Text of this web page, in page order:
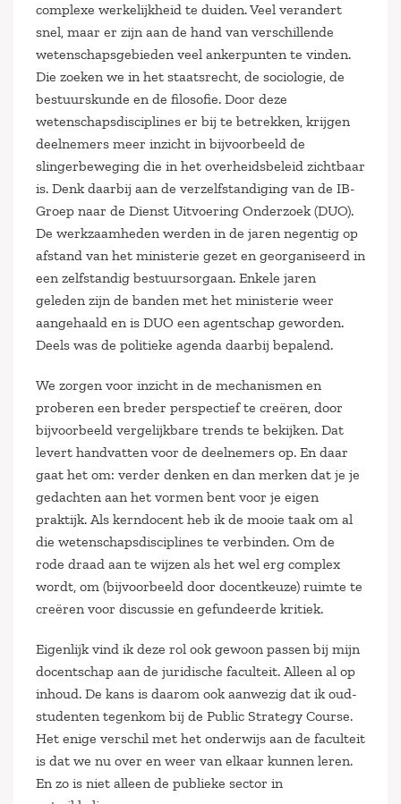
complexe werkelijkheid te duiden. Veel verandert
snel, maar er zijn aan de hand van verschillende
wetenschapsgebieden veel ankerpunten te vinden.
Die zoeken we in het staatsrecht, de sociologie, de
bestuurskunde en de filosofie. Door deze
wetenschapsdisciplines er bij te betrekken, krijgen
deelnemers meer inzicht in bijvoorbeeld de
slingerbeweging die in het overheidsbeleid zichtbaar
is. Denk daarbij aan de verzelfstandiging van de IB-
Groep naar de Dienst Uitvoering Onderzoek (DUO).
De werkzaamheden werden in de jaren negentig op
afstand van het ministerie gezet en georganiseerd in
een zelfstandig bestuursorgaan. Enkele jaren
geleden zijn de banden met het ministerie weer
aangehaald en is DUO een agentschap geworden.
Deels was de politieke agenda daarbij bepalend.
We zorgen voor inzicht in de mechanismen en
proberen een breder perspectief te creëren, door
bijvoorbeeld vergelijkbare trends te bekijken. Dat
levert handvatten voor de deelnemers op. En daar
gaat het om: verder denken en dan merken dat je je
gedachten aan het vormen bent voor je eigen
praktijk. Als kerndocent heb ik de mooie taak om al
die wetenschapsdisciplines te verbinden. Om de
rode draad aan te wijzen als het wel erg complex
wordt, om (bijvoorbeeld door docentkeuze) ruimte te
creëren voor discussie en gefundeerde kritiek.
Eigenlijk vind ik deze rol ook gewoon passen bij mijn
docentschap aan de juridische faculteit. Alleen al op
inhoud. De kans is daarom ook aanwezig dat ik oud-
studenten tegenkom bij de Public Strategy Course.
Het enige verschil met het onderwijs aan de faculteit
is dat we nu over en weer van elkaar kunnen leren.
En zo is niet alleen de publieke sector in